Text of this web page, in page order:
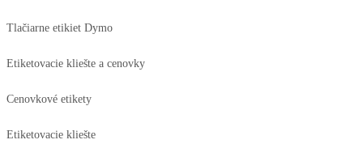
Tlačiarne etikiet Dymo
Etiketovacie kliešte a cenovky
Cenovkové etikety
Etiketovacie kliešte